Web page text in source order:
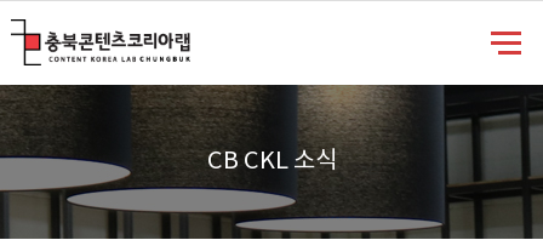
CB CKL 소식